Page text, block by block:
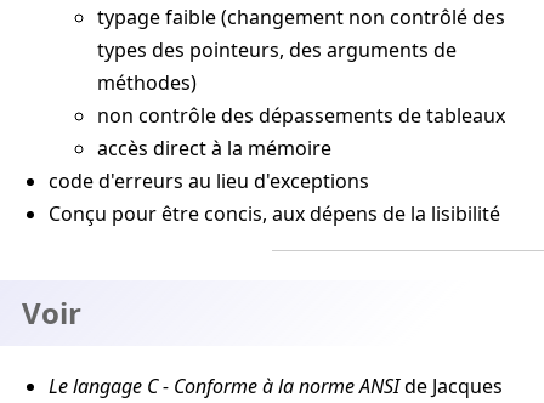
typage faible (changement non contrôlé des
types des pointeurs, des arguments de
méthodes)
non contrôle des dépassements de tableaux
accès direct à la mémoire
code d'erreurs au lieu d'exceptions
Conçu pour être concis, aux dépens de la lisibilité
Voir
Le langage C - Conforme à la norme ANSIde Jacques